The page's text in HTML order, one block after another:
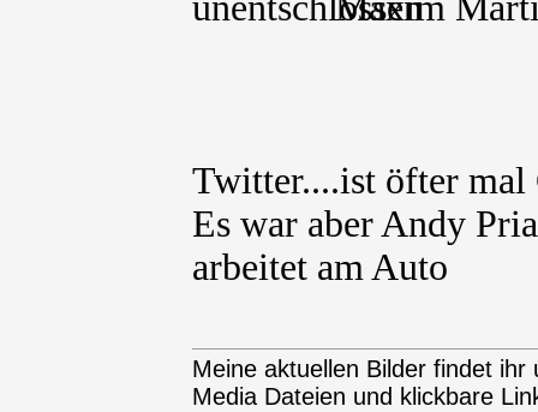
Twitter....ist öfter mal
Es war aber Andy
arbeitet am Auto
Meine aktuellen Bilder findet ihr
Media Dateien und klickbare